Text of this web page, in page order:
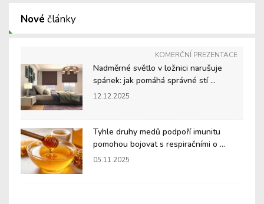
Nové články
KOMERČNÍ PREZENTACE
Nadměrné světlo v ložnici narušuje
spánek: jak pomáhá správné stí ...
12.12.2025
Tyhle druhy medů podpoří imunitu
pomohou bojovat s respiračními o ...
05.11.2025